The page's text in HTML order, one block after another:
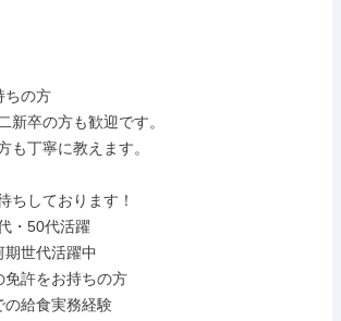
ちの方
卒の方も歓迎です。
丁寧に教えます。
ちしております！
・50代活躍
世代活躍中
許をお持ちの方
給食実務経験